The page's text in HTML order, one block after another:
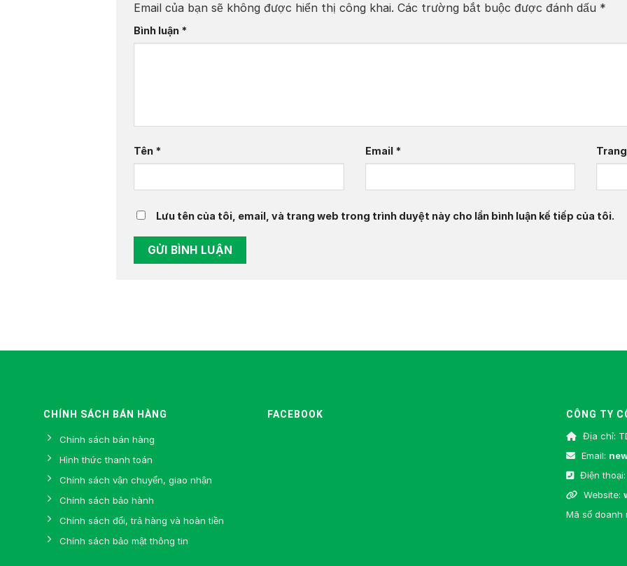
Email của bạn sẽ không được hiển thị công khai. Các trường bắt buộc được đánh dấu *
Bình luận *
Tên * Email *
Lưu tên của tôi, email, và trang web trong trình duyệt này cho lần bình luận kế tiếp của tôi.
CHÍNH SÁCH BÁN HÀNG
Chính sách bán hàng
Hình thức thanh toán
Chính sách vận chuyển, giao nhận
Chính sách bảo hành
Chính sách đổi, trả hàng và hoàn tiền
Chính sách bảo mật thông tin
FACEBOOK
CÔNG TY
Địa chỉ:
Email:
Điện thoại:
Website:
Mã số doanh